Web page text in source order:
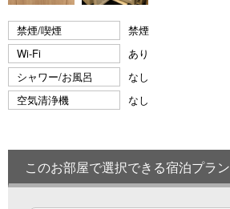
禁煙/喫煙 禁煙
Wi-Fi あり
シャワー/お風呂
なし
空気清浄機
なし
このお部屋で選択できる宿泊プラン